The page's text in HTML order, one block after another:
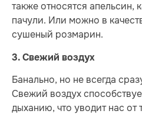
также относятся апельсин,
пачули. Или можно в
сушеный розмарин.
3. Свежий воздух
Банально, но не всегда
Свежий воздух
дыханию, что уводит нас от